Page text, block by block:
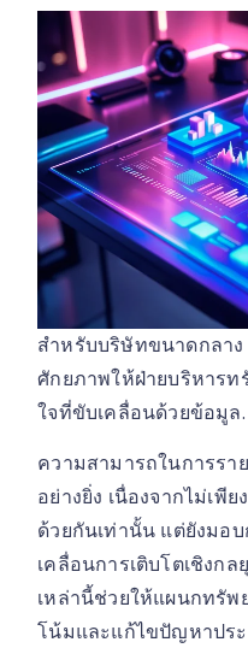
สำหรับบริษัทขนาดกลาง
ศักยภาพให้ฝ่ายบริหาร
ใจที่ขับเคลื่อนด้วยข้อมูล.
ความสามารถในการรา
อย่างยิ่ง เนื่องจากไม่เพี
ด้วยกันเท่านั้น แต่ยังมอ
เคลื่อนการเติบโตเชิงก
เหล่านี้ช่วยให้แผนกทรั
โน้มและแก้ไขปัญหาปร